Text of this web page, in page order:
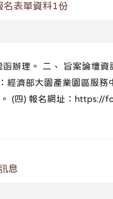
名表單資料1份
辦理。 二、 旨案論壇資
濟部大園產業園區服
(四) 報名網址：
息